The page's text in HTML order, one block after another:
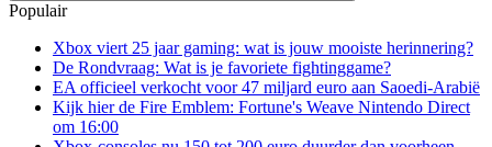
Populair
Xbox viert 25 jaar gaming: wat is jouw mooiste herinnering?
De Rondvraag: Wat is je favoriete fightinggame?
EA officieel verkocht voor 47 miljard euro aan Saoedi-Arabië
Kijk hier de Fire Emblem: Fortune's Weave Nintendo Direct
om 16:00